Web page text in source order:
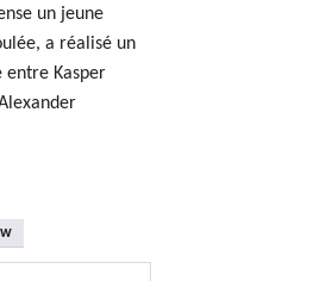
un jeune
a réalisé un
Kasper